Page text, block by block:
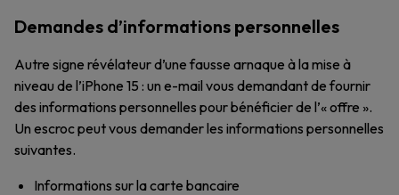
Demandes d’informations personnelles
Autre signe révélateur d’une fausse arnaque à la mise à
niveau de l’iPhone 15 : un e-mail vous demandant de fournir
des informations personnelles pour bénéficier de l’« offre ».
Un escroc peut vous demander les informations personnelles
suivantes.
Informations sur la carte bancaire